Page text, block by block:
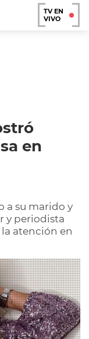
TV EN
VIVO
en
a su marido y
y periodista
atención en